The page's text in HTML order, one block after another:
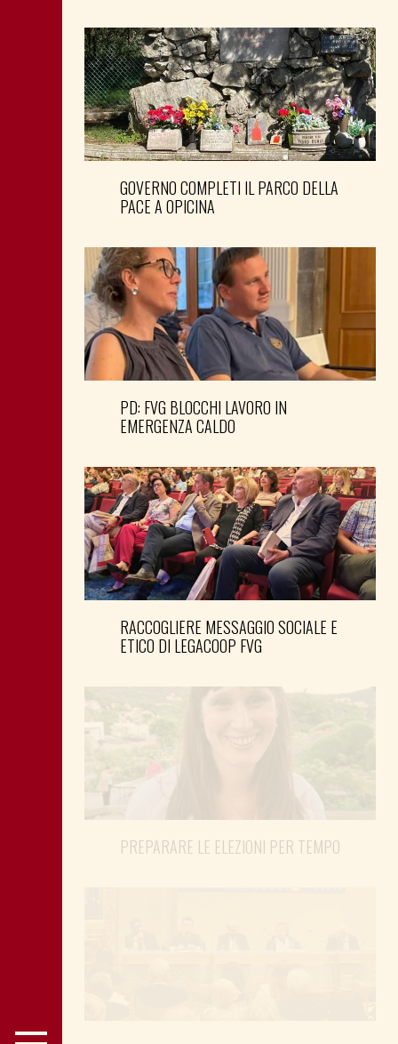
GOVERNO COMPLETI IL PARCO DELLA
PACE A OPICINA
PD: FVG BLOCCHI LAVORO IN
EMERGENZA CALDO
RACCOGLIERE MESSAGGIO SOCIALE E
ETICO DI LEGACOOP FVG
PREPARARE LE ELEZIONI PER TEMPO